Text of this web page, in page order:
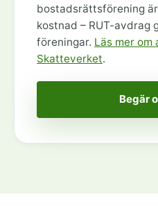
bostadsrättsförening
kostnad – RUT-avdrag
föreningar. Läs mer
Skatteverket.
Begär